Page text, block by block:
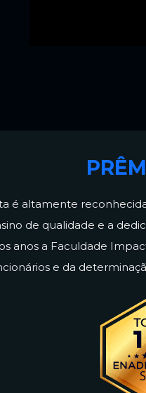
é altamente
de qualidade e a
anos a Faculdade
e da